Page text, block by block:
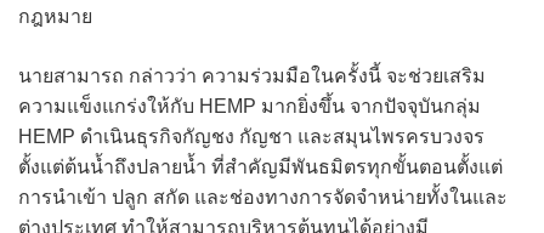
กฎหมาย
นายสามารถ กล่าวว่า ความร่วมมือในครั้งนี้ จะช่วยเสริม
ความแข็งแกร่งให้กับ HEMP มากยิ่งขึ้น จากปัจจุบันกลุ่ม
HEMP ดำเนินธุรกิจกัญชง กัญชา และสมุนไพรครบวงจร
ตั้งแต่ต้นน้ำถึงปลายน้ำ ที่สำคัญมีพันธมิตรทุกขั้นตอนตั้งแต่
การนำเข้า ปลูก สกัด และช่องทางการจัดจำหน่ายทั้งในและ
ต่างประเทศ ทำให้สามารถบริหารต้นทุนได้อย่างมี